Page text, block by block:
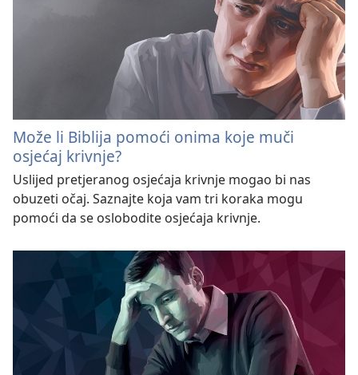
Može li Biblija pomoći onima koje muči
osjećaj krivnje?
Uslijed pretjeranog osjećaja krivnje mogao bi nas
obuzeti očaj. Saznajte koja vam tri koraka mogu
pomoći da se oslobodite osjećaja krivnje.